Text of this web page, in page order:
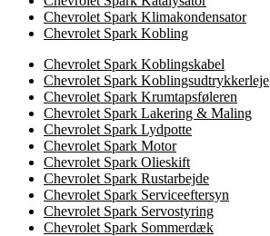
Chevrolet Spark Klimakondensator
Chevrolet Spark Kobling
Chevrolet Spark Koblingskabel
Chevrolet Spark Koblingsudtrykkerleje
Chevrolet Spark Krumtapsføleren
Chevrolet Spark Lakering & Maling
Chevrolet Spark Lydpotte
Chevrolet Spark Motor
Chevrolet Spark Olieskift
Chevrolet Spark Rustarbejde
Chevrolet Spark Serviceeftersyn
Chevrolet Spark Servostyring
Chevrolet Spark Sommerdæk